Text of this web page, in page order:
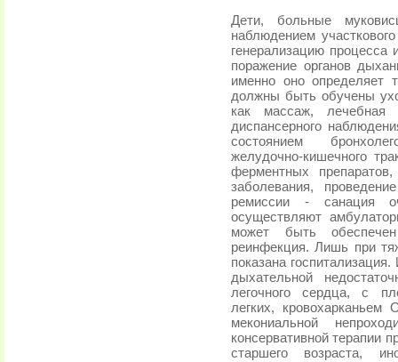
Дети, больные
наблюдением
генерализацию процесса
поражение органов
именно оно определяет
должны быть обучены
как массаж, лечебная
диспансерного
состоянием
желудочно-кишечного
ферментных
заболевания,
ремиссии - санация
осуществляют
может быть
реинфекция. Лишь при
показана
дыхательной
легочного сердца, с
легких, кровохарканьем
мекониальной
консервативной терапии
старшего возраста,